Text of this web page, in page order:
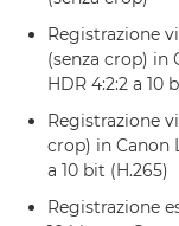
Registrazione
(senza crop) in
HDR 4:2:2 a 10
Registrazione
crop) in Canon
a 10 bit (H.265)
Registrazione